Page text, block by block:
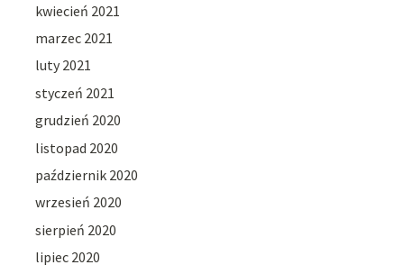
kwiecień 2021
marzec 2021
luty 2021
styczeń 2021
grudzień 2020
listopad 2020
październik 2020
wrzesień 2020
sierpień 2020
lipiec 2020